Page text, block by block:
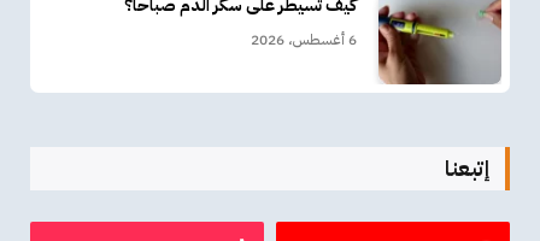
كيف تسيطر على سكر الدم صباحا؟
6 أغسطس، 2026
إتبعنا